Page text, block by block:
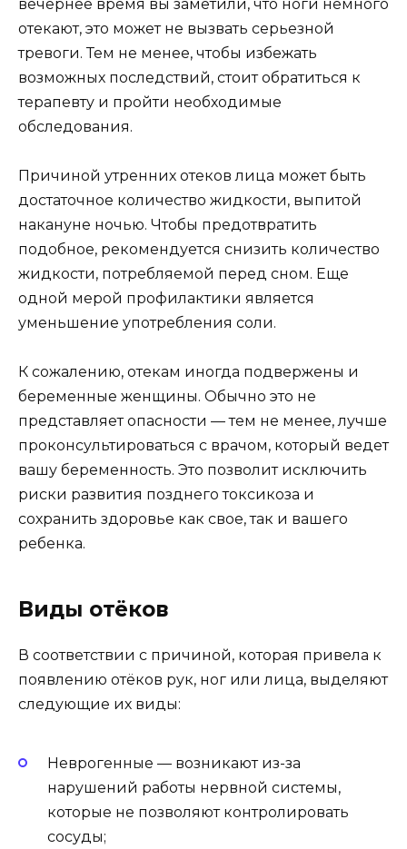
вечернее время вы заметили, что ноги немного
отекают, это может не вызвать серьезной
тревоги. Тем не менее, чтобы избежать
возможных последствий, стоит обратиться к
терапевту и пройти необходимые
обследования.
Причиной утренних отеков лица может быть
достаточное количество жидкости, выпитой
накануне ночью. Чтобы предотвратить
подобное, рекомендуется снизить количество
жидкости, потребляемой перед сном. Еще
одной мерой профилактики является
уменьшение употребления соли.
К сожалению, отекам иногда подвержены и
беременные женщины. Обычно это не
представляет опасности — тем не менее, лучше
проконсультироваться с врачом, который ведет
вашу беременность. Это позволит исключить
риски развития позднего токсикоза и
сохранить здоровье как свое, так и вашего
ребенка.
Виды отёков
В соответствии с причиной, которая привела к
появлению отёков рук, ног или лица, выделяют
следующие их виды:
Неврогенные — возникают из-за
нарушений работы нервной системы,
которые не позволяют контролировать
сосуды;